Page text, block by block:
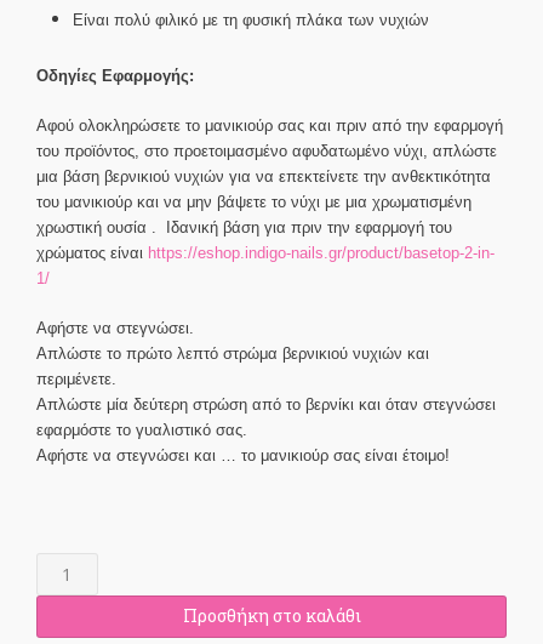
Είναι πολύ φιλικό με τη φυσική πλάκα των νυχιών
Οδηγίες Εφαρμογής:
Αφού ολοκληρώσετε το μανικιούρ σας και πριν από την εφαρμογή
του προϊόντος, στο προετοιμασμένο αφυδατωμένο νύχι, απλώστε
μια βάση βερνικιού νυχιών για να επεκτείνετε την ανθεκτικότητα
του μανικιούρ και να μην βάψετε το νύχι με μια χρωματισμένη
χρωστική ουσία . Ιδανική βάση για πριν την εφαρμογή του
χρώματος είναι https://eshop.indigo-nails.gr/product/basetop-2-in-
1/
Αφήστε να στεγνώσει.
Απλώστε το πρώτο λεπτό στρώμα βερνικιού νυχιών και
περιμένετε.
Απλώστε μία δεύτερη στρώση από το βερνίκι και όταν στεγνώσει
εφαρμόστε το γυαλιστικό σας.
Αφήστε να στεγνώσει και … το μανικιούρ σας είναι έτοιμο!
Προσθήκη στο καλάθι